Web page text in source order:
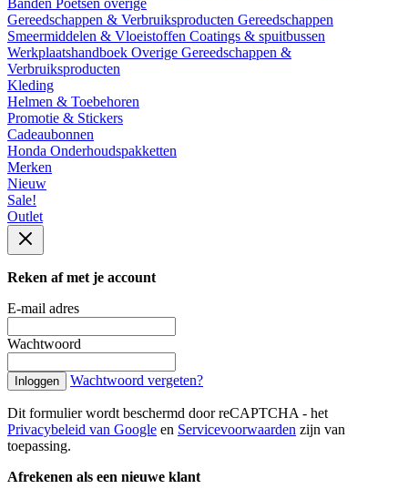
Banden Poetsen overige
Gereedschappen & Verbruiksproducten Gereedschappen
Smeermiddelen & Vloeistoffen Coatings & spuitbussen
Werkplaatshandboek Overige Gereedschappen &
Verbruiksproducten
Kleding
Helmen & Toebehoren
Promotie & Stickers
Cadeaubonnen
Honda Onderhoudspakketten
Merken
Nieuw
Sale!
Outlet
Reken af met je account
E-mail adres
Wachtwoord
Inloggen Wachtwoord vergeten?
Dit formulier wordt beschermd door reCAPTCHA - het
Privacybeleid van Google en Servicevoorwaarden zijn van
toepassing.
Afrekenen als een nieuwe klant